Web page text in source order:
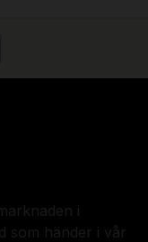
i
som händer i vår